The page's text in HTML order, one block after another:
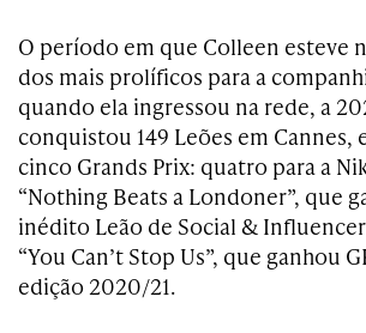
O período em que Colleen esteve
dos mais prolíficos para a
quando ela ingressou na rede, a
conquistou 149 Leões em Cannes,
cinco Grands Prix: quatro para a
“Nothing Beats a Londoner”, que
inédito Leão de Social &
“You Can’t Stop Us”, que ganhou
edição 2020/21.